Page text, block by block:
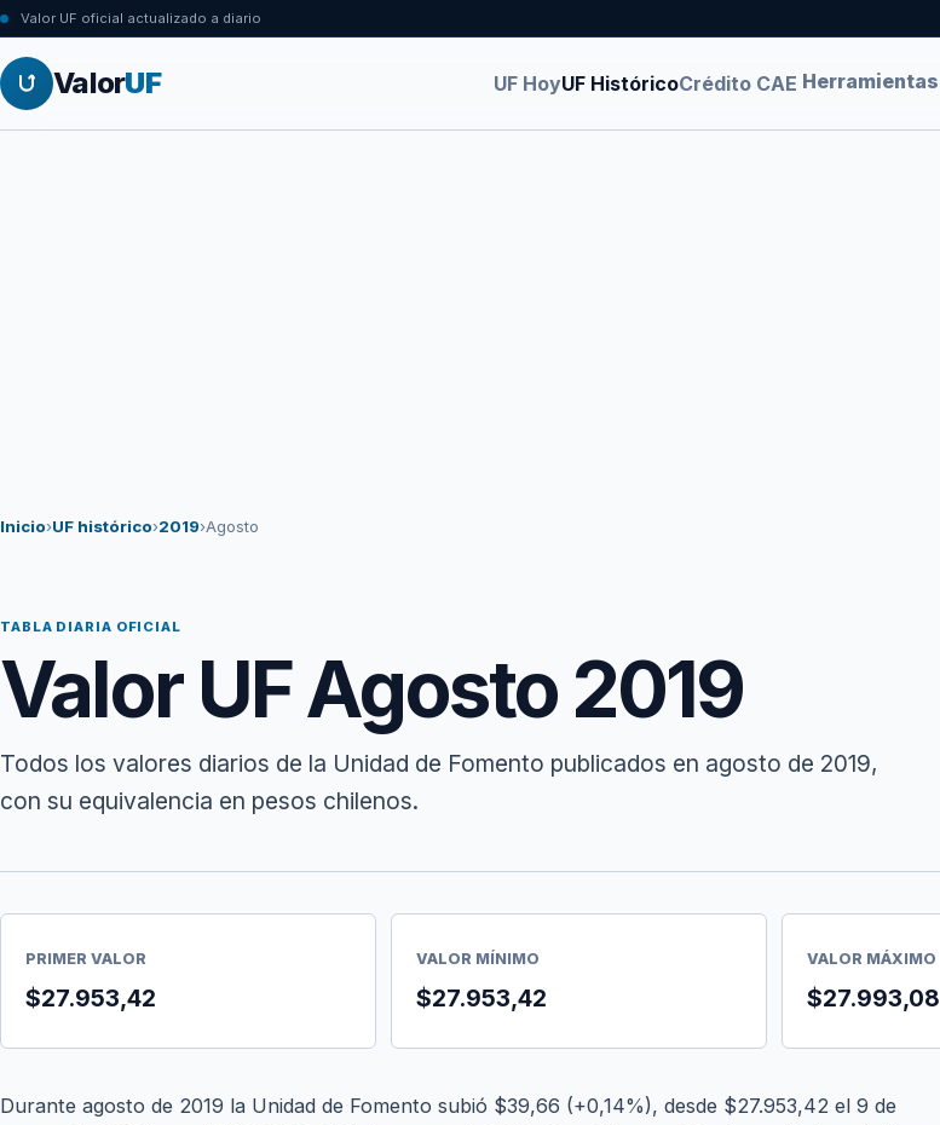
Valor UF oficial actualizado a diario
ValorUF UF HoyUF HistóricoCrédito CAE Herramientas
Inicio›UF histórico›2019›Agosto
TABLA DIARIA OFICIAL
Valor UF Agosto 2019
Todos los valores diarios de la Unidad de Fomento publicados en agosto de 2019,
con su equivalencia en pesos chilenos.
PRIMER VALOR
$27.953,42
VALOR MÍNIMO
$27.953,42
VALOR MÁXIMO
$27.993,08
Durante agosto de 2019 la Unidad de Fomento subió $39,66 (+0,14%), desde $27.953,42 el 9 de